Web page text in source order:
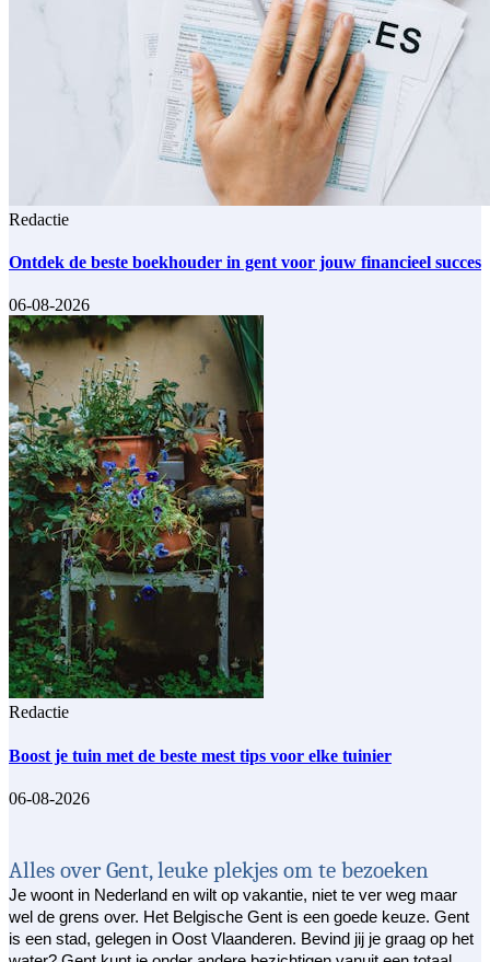
Redactie
Ontdek de beste boekhouder in gent voor jouw financieel succes
06-08-2026
Redactie
Boost je tuin met de beste mest tips voor elke tuinier
06-08-2026
Alles over Gent, leuke plekjes om te bezoeken
Je woont in Nederland en wilt op vakantie, niet te ver weg maar
wel de grens over. Het Belgische Gent is een goede keuze. Gent
is een stad, gelegen in Oost Vlaanderen. Bevind jij je graag op het